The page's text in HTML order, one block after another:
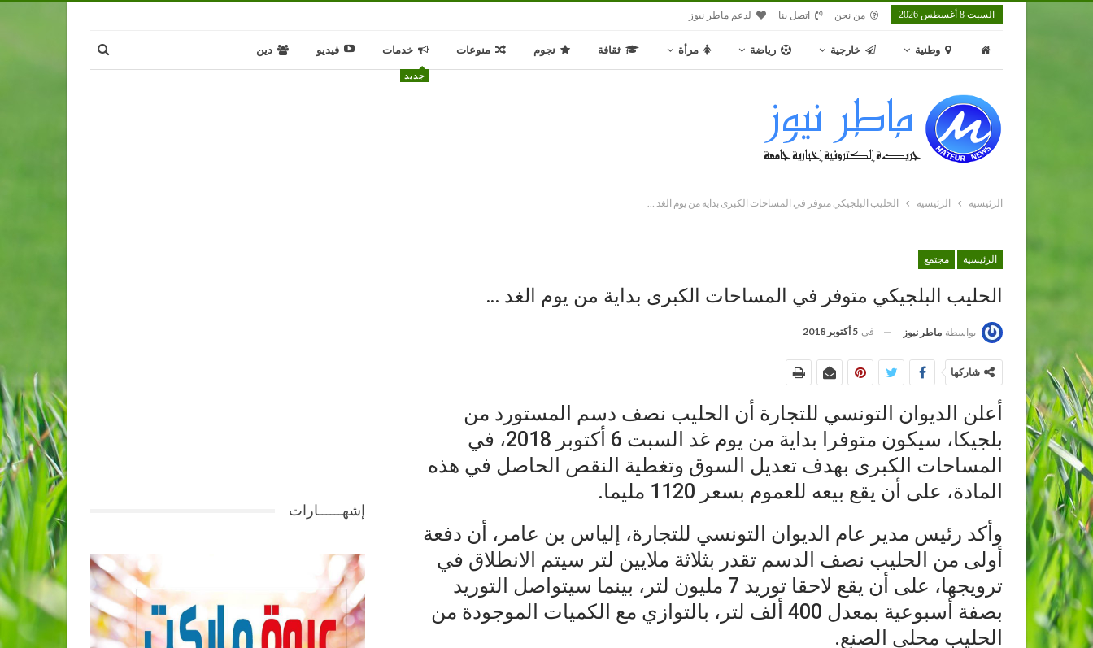
السبت 8 أغسطس 2026 من نحن اتصل بنا لدعم ماطر نيوز
وطنية خارجية رياضة مرأة ثقافة نجوم منوعات خدمات
جديد
فيديو دين
الرئيسية الرئيسية الحليب البلجيكي متوفر في المساحات الكبرى بداية من يوم الغد …
الرئيسية مجتمع
الحليب البلجيكي متوفر في المساحات الكبرى بداية من يوم الغد …
بواسطة ماطر نيوز في 5 أكتوبر 2018
شاركها
أعلن الديوان التونسي للتجارة أن الحليب نصف دسم المستورد من
بلجيكا، سيكون متوفرا بداية من يوم غد السبت 6 أكتوبر 2018، في
المساحات الكبرى بهدف تعديل السوق وتغطية النقص الحاصل في هذه
المادة، على أن يقع بيعه للعموم بسعر 1120 مليما.
وأكد رئيس مدير عام الديوان التونسي للتجارة، إلياس بن عامر، أن دفعة
أولى من الحليب نصف الدسم تقدر بثلاثة ملايين لتر سيتم الانطلاق في
ترويجها، على أن يقع لاحقا توريد 7 مليون لتر، بينما سيتواصل التوريد
بصفة أسبوعية بمعدل 400 ألف لتر، بالتوازي مع الكميات الموجودة من
الحليب محلي الصنع.
إشهــــــارات